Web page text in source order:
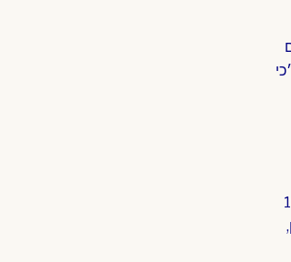
בהם כל ה- 100